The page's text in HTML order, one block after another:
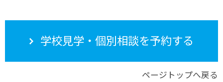
学校見学・個別相談を予約する
ページトップへ戻る